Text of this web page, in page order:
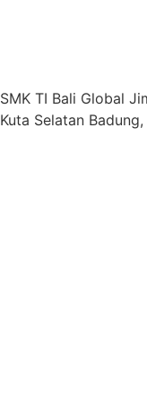
SMK TI Bali Global
Kuta Selatan